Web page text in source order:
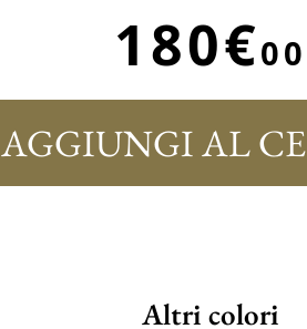
180€00
AGGIUNGI AL
Altri colori